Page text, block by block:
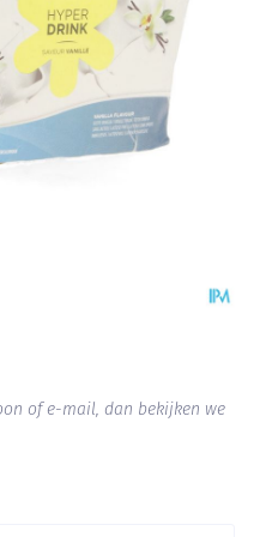
of e-mail, dan bekijken we